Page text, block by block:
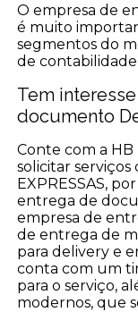
O empresa de
é muito
segmentos do
de contabilidade
Tem
documento
Conte com a HB
solicitar serviços
EXPRESSAS,
entrega de
empresa de
de entrega de
para delivery e
conta com um
para o serviço,
modernos, que